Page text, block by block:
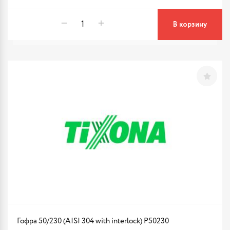
В корзину
Гофра 50/230 (AISI 304 with interlock) P50230